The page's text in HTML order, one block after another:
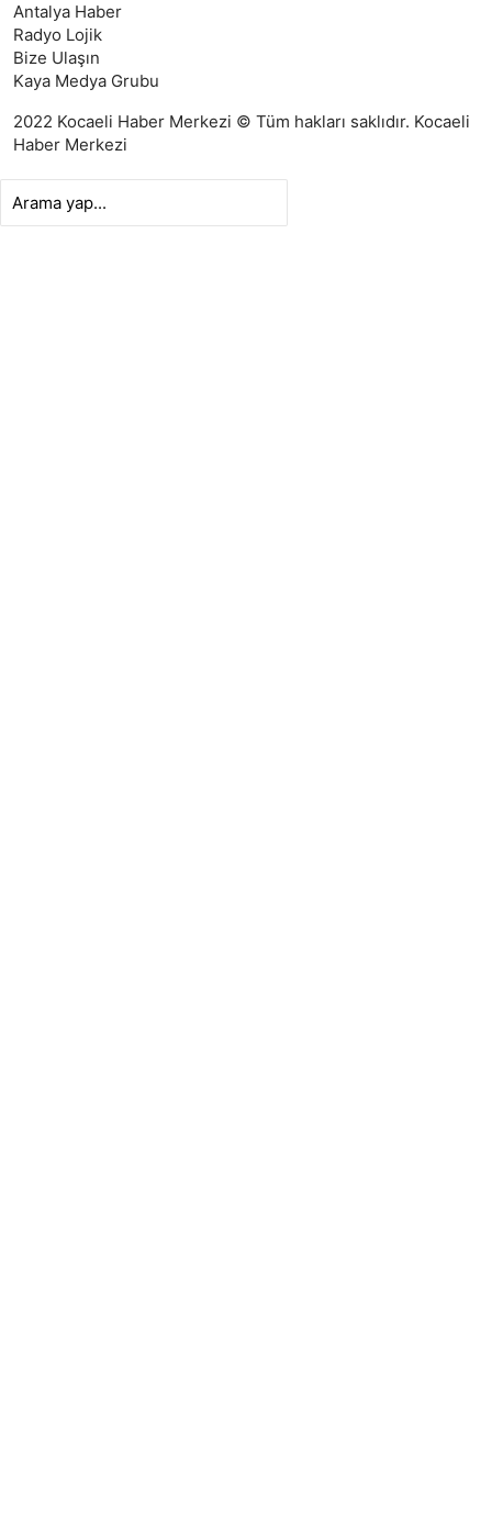
Antalya Haber
Radyo Lojik
Bize Ulaşın
Kaya Medya Grubu
2022 Kocaeli Haber Merkezi © Tüm hakları saklıdır. Kocaeli
Haber Merkezi